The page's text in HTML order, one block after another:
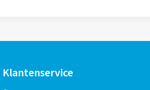
Klantenservice